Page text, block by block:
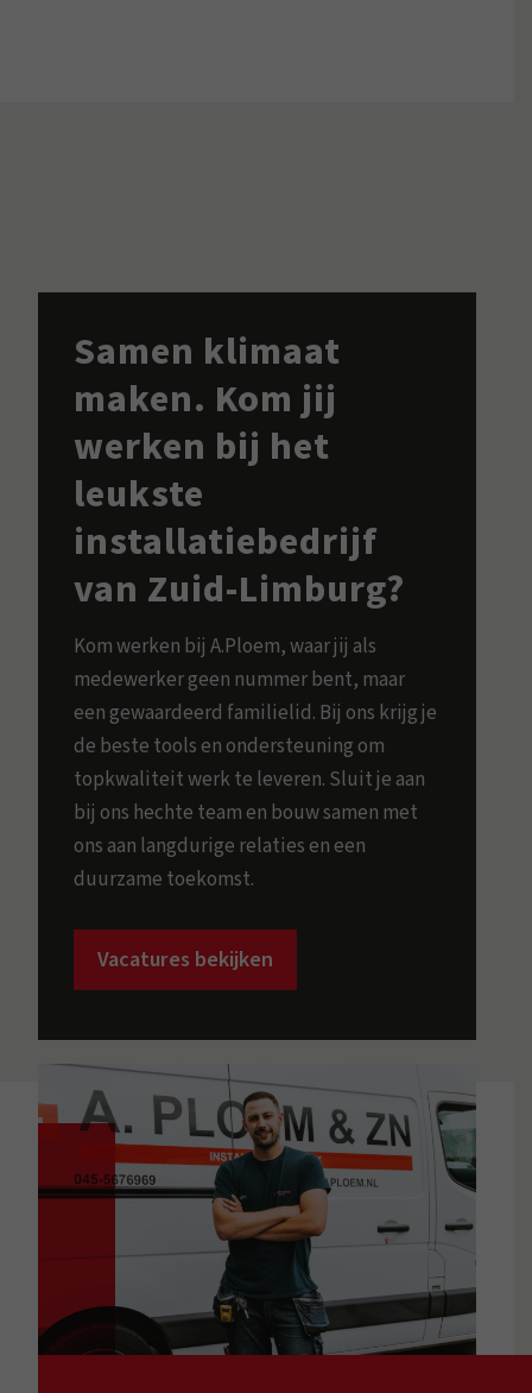
Samen klimaat
maken. Kom jij
werken bij het
leukste
installatiebedrijf
van Zuid-Limburg?
Kom werken bij A.Ploem, waar jij als
medewerker geen nummer bent, maar
een gewaardeerd familielid. Bij ons krijg je
de beste tools en ondersteuning om
topkwaliteit werk te leveren. Sluit je aan
bij ons hechte team en bouw samen met
ons aan langdurige relaties en een
duurzame toekomst.
Vacatures bekijken